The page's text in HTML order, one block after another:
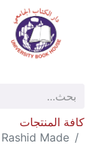
كافة المنتجات
Made